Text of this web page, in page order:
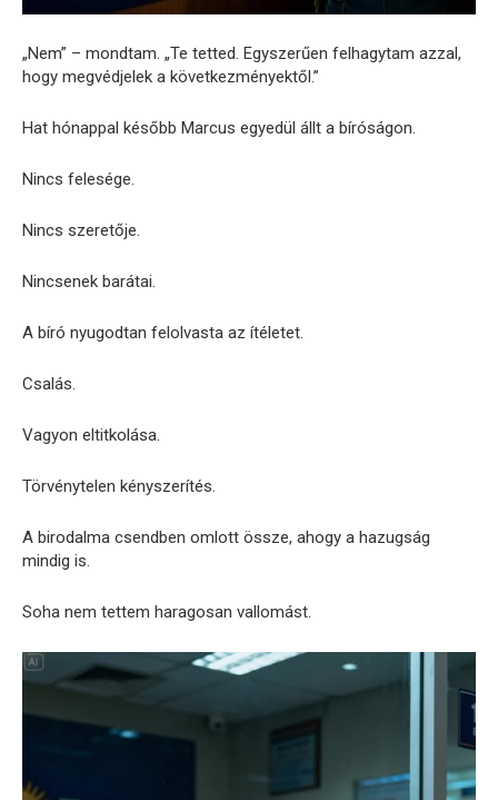
„Nem” – mondtam. „Te tetted. Egyszerűen felhagytam azzal,
hogy megvédjelek a következményektől.”
Hat hónappal később Marcus egyedül állt a bíróságon.
Nincs felesége.
Nincs szeretője.
Nincsenek barátai.
A bíró nyugodtan felolvasta az ítéletet.
Csalás.
Vagyon eltitkolása.
Törvénytelen kényszerítés.
A birodalma csendben omlott össze, ahogy a hazugság
mindig is.
Soha nem tettem haragosan vallomást.